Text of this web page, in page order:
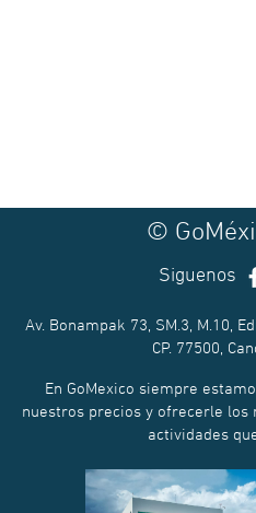
©
Siguenos
Av. Bonampak 73, SM.3, M.10,
CP. 77500,
En GoMexico siempre
nuestros precios y ofrecerle
actividades